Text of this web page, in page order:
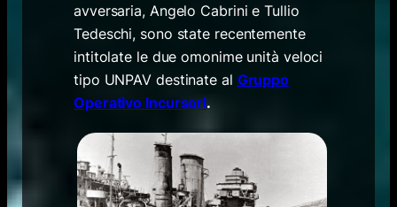
avversaria, Angelo Cabrini e Tullio
Tedeschi, sono state recentemente
intitolate le due omonime unità veloci
tipo UNPAV destinate al Gruppo
Operativo Incursori.